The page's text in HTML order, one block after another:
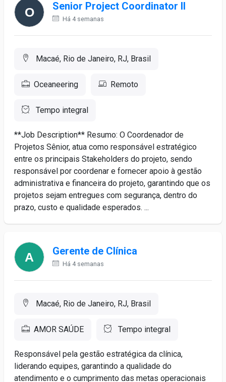
Senior Project Coordinator II
Há 4 semanas
Macaé, Rio de Janeiro, RJ, Brasil
Oceaneering Remoto
Tempo integral
**Job Description** Resumo: O Coordenador de
Projetos Sênior, atua como responsável estratégico
entre os principais Stakeholders do projeto, sendo
responsável por coordenar e fornecer apoio à gestão
administrativa e financeira do projeto, garantindo que os
projetos sejam entregues com segurança, dentro do
prazo, custo e qualidade esperados. ...
Gerente de Clínica
Há 4 semanas
Macaé, Rio de Janeiro, RJ, Brasil
AMOR SAÚDE Tempo integral
Responsável pela gestão estratégica da clínica,
liderando equipes, garantindo a qualidade do
atendimento e o cumprimento das metas operacionais